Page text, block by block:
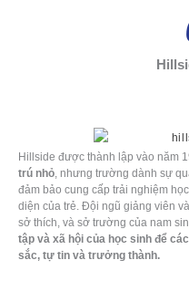
Hillside được thành lập vào năm
trú nhỏ, nhưng trường dành sự
đảm bảo cung cấp trải nghiệm
diện của trẻ. Đội ngũ giảng viên
sở thích, và sở trường của nam
tập và xã hội của học sinh để
sắc, tự tin và trưởng thành.